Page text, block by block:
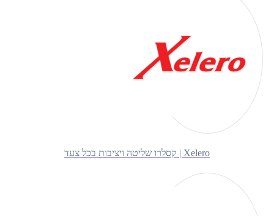
Xelero | קסלרו שליטה ויציבות בכל צעד